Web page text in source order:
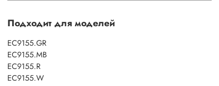
Подходит для моделей
EC9155.GR
EC9155.MB
EC9155.R
EC9155.W